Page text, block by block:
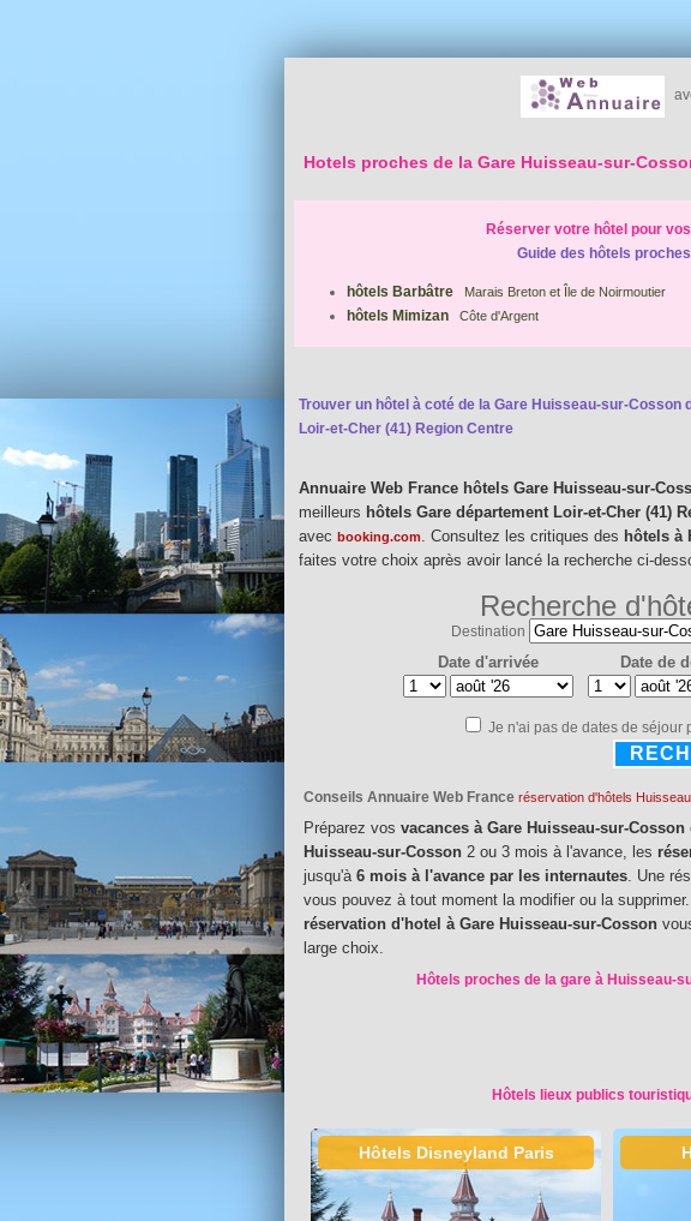
Hotels proches de la Gare Huisseau-sur-
Réserver votre hôtel pour
Guide des hôtels
hôtels Barbâtre Marais Breton et Île de Noirmoutier
hôtels Mimizan Côte d'Argent
Trouver un hôtel à coté de la Gare Huisseau-sur-Cosson
Loir-et-Cher (41) Region Centre
Annuaire Web France hôtels Gare Huisseau-sur-
meilleurs hôtels Gare département Loir-et-Cher (41)
avec booking.com . Consultez les critiques des hôtels à
faites votre choix après avoir lancé la recherche ci-
Recherche
Destination
Date d'arrivée Date de
Je n'ai pas de dates de séjour
Conseils Annuaire Web France réservation d'hôtels
Préparez vos vacances à Gare Huisseau-sur-Cosson
Huisseau-sur-Cosson 2 ou 3 mois à l'avance, les
jusqu'à 6 mois à l'avance par les internautes . Une
vous pouvez à tout moment la modifier ou la
réservation d'hotel à Gare Huisseau-sur-Cosson
large choix.
Hôtels proches de la gare à Huisseau-
Hôtels lieux publics
Hôtels Disneyland Paris